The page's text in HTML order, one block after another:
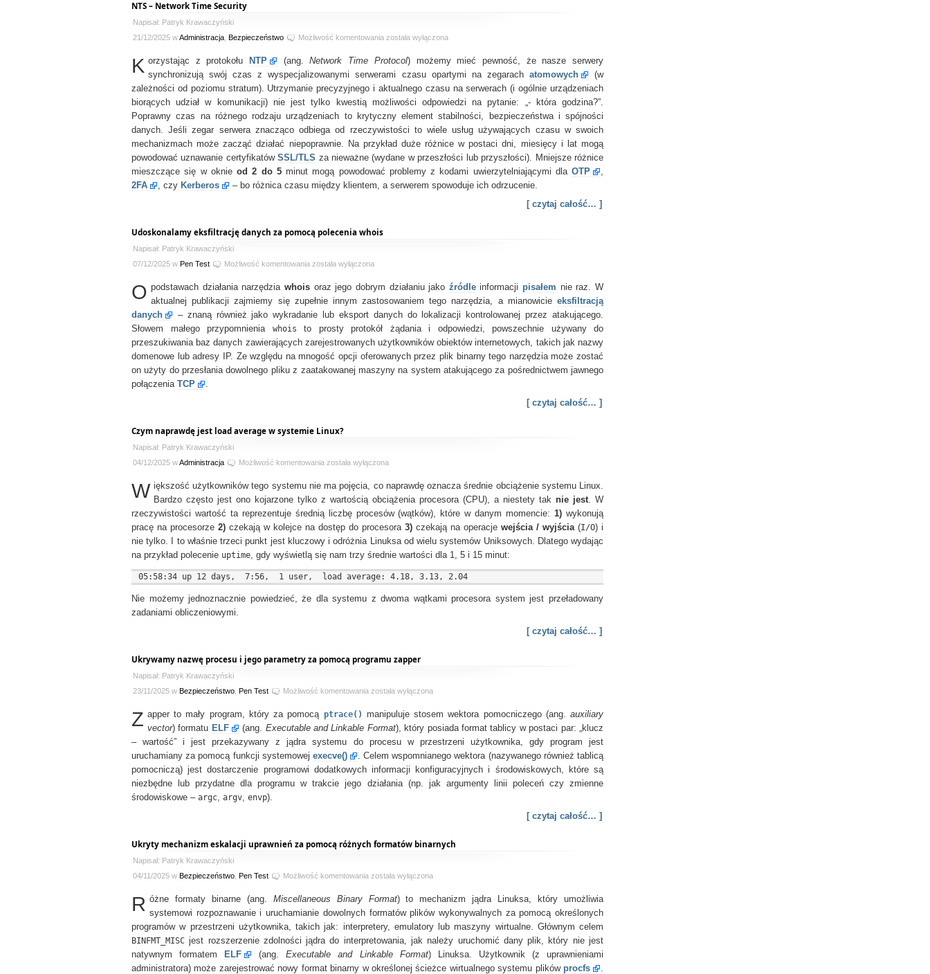
NTS – Network Time Security
Napisał: Patryk Krawaczyński
21/12/2025 wAdministracja Bezpieczeństwo Możliwość komentowania NTS
Network
Time
Security
została wyłączona
K orzystając z protokołu NTP (ang.Network Time Protocol) możemy mieć pewność, że nasze serwery
synchronizują swój czas z wyspecjalizowanymi serwerami czasu opartymi na zegarach atomowych
(w
zależności od poziomu stratum). Utrzymanie precyzyjnego i aktualnego czasu na serwerach (i ogólnie urządzeniach
biorących udział w komunikacji) nie jest tylko kwestią możliwości odpowiedzi na pytanie: „- która godzina?”.
Poprawny czas na różnego rodzaju urządzeniach to krytyczny element stabilności, bezpieczeństwa i spójności
danych. Jeśli zegar serwera znacząco odbiega od rzeczywistości to wiele usług używających czasu w swoich
mechanizmach może zacząć działać niepoprawnie. Na przykład duże różnice w postaci dni, miesięcy i lat mogą
powodować uznawanie certyfikatówSSL/TLS za nieważne (wydane w przeszłości lub przyszłości). Mniejsze różnice
mieszczące się w oknie od 2 do 5minut mogą powodować problemy z kodami uwierzytelniającymi dla OTP
,
2FA
, czy Kerberos
– bo różnica czasu między klientem, a serwerem spowoduje ich odrzucenie.
[ czytaj całość… ]
Udoskonalamy eksfiltrację danych za pomocą polecenia whois
Napisał: Patryk Krawaczyński
07/12/2025 w Pen Test Możliwość komentowania Udoskonalamy
danych
za
pomocą
whois
została wyłączona
O podstawach działania narzędzia whoisoraz jego dobrym działaniu jako źródleinformacji pisałem nie raz. W
aktualnej publikacji zajmiemy się zupełnie innym zastosowaniem tego narzędzia, a mianowicie eksfiltracją
danych
– znaną również jako wykradanie lub eksport danych do lokalizacji kontrolowanej przez atakującego.
Słowem małego przypomnienia whois to prosty protokół żądania i odpowiedzi, powszechnie używany do
przeszukiwania baz danych zawierających zarejestrowanych użytkowników obiektów internetowych, takich jak nazwy
domenowe lub adresy IP. Ze względu na mnogość opcji oferowanych przez plik binarny tego narzędzia może zostać
on użyty do przesłania dowolnego pliku z zaatakowanej maszyny na system atakującego za pośrednictwem jawnego
połączenia TCP
.
[ czytaj całość… ]
Czym naprawdę jest load average w systemie Linux?
Napisał: Patryk Krawaczyński
04/12/2025 wAdministracja Możliwość komentowania Czym
jest
load
average
systemie
Linux?
została wyłączona
W iększość użytkowników tego systemu nie ma pojęcia, co naprawdę oznacza średnie obciążenie systemu Linux.
Bardzo często jest ono kojarzone tylko z wartością obciążenia procesora (CPU), a niestety tak nie jest. W
rzeczywistości wartość ta reprezentuje średnią liczbę procesów (wątków), które w danym momencie:1) wykonują
pracę na procesorze 2) czekają w kolejce na dostęp do procesora 3) czekają na operacje wejścia / wyjścia(I/O) i
nie tylko. I to właśnie trzeci punkt jest kluczowy i odróżnia Linuksa od wielu systemów Uniksowych. Dlatego wydając
na przykład polecenie uptime, gdy wyświetlą się nam trzy średnie wartości dla 1, 5 i 15 minut:
Nie możemy jednoznacznie powiedzieć, że dla systemu z dwoma wątkami procesora system jest przeładowany
zadaniami obliczeniowymi.
[ czytaj całość… ]
Ukrywamy nazwę procesu i jego parametry za pomocą programu zapper
Napisał: Patryk Krawaczyński
23/11/2025 w Bezpieczeństwo Pen Test Możliwość komentowania Ukrywamy
procesu
i
parametry
za
pomocą
programu
została wyłączona
Z apper to mały program, który za pomocą ptrace() manipuluje stosem wektora pomocniczego (ang.auxiliary
vector) formatu ELF (ang. Executable and Linkable Format), który posiada format tablicy w postaci par: „klucz
– wartość” i jest przekazywany z jądra systemu do procesu w przestrzeni użytkownika, gdy program jest
uruchamiany za pomocą funkcji systemowej execve()
. Celem wspomnianego wektora (nazywanego również tablicą
pomocniczą) jest dostarczenie programowi dodatkowych informacji konfiguracyjnych i środowiskowych, które są
niezbędne lub przydatne dla programu w trakcie jego działania (np. jak argumenty linii poleceń czy zmienne
środowiskowe – argc, argv, envp).
[ czytaj całość… ]
Ukryty mechanizm eskalacji uprawnień za pomocą różnych formatów binarnych
Napisał: Patryk Krawaczyński
04/11/2025 w Bezpieczeństwo Pen Test Możliwość komentowania Ukryty
eskalacji
uprawnień
za
pomocą
różnych
formatów
binarnych
została wyłączona
R óżne formaty binarne (ang. Miscellaneous Binary Format) to mechanizm jądra Linuksa, który umożliwia
systemowi rozpoznawanie i uruchamianie dowolnych formatów plików wykonywalnych za pomocą określonych
programów w przestrzeni użytkownika, takich jak: interpretery, emulatory lub maszyny wirtualne. Głównym celem
BINFMT_MISC jest rozszerzenie zdolności jądra do interpretowania, jak należy uruchomić dany plik, który nie jest
natywnym formatem
ELF (ang.Executable and Linkable Format) Linuksa. Użytkownik (z uprawnieniami
administratora) może zarejestrować nowy format binarny w określonej ścieżce wirtualnego systemu plików procfs
.